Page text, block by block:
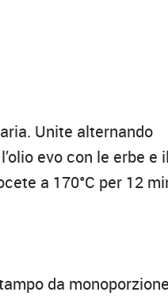
Unite alternando
evo con le erbe e
a 170°C per 12
da